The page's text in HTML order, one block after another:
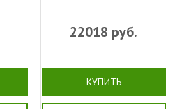
22018 руб.
КУПИТЬ